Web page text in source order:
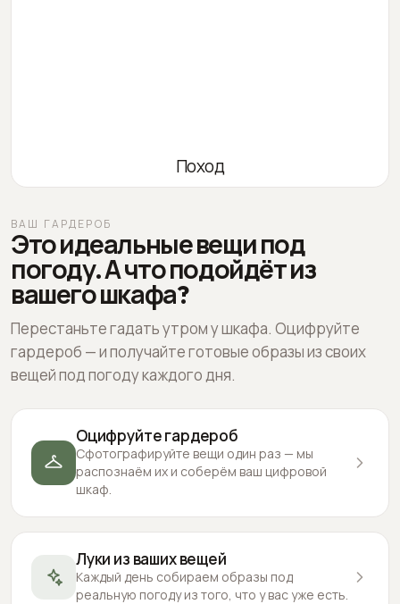
Поход
ВАШ ГАРДЕРОБ
Это идеальные вещи под
погоду. А что подойдёт из
вашего шкафа?
Перестаньте гадать утром у шкафа. Оцифруйте
гардероб — и получайте готовые образы из своих
вещей под погоду каждого дня.
Оцифруйте гардероб
Сфотографируйте вещи один раз — мы
распознаём их и соберём ваш цифровой
шкаф.
Луки из ваших вещей
Каждый день собираем образы под
реальную погоду из того, что у вас уже есть.